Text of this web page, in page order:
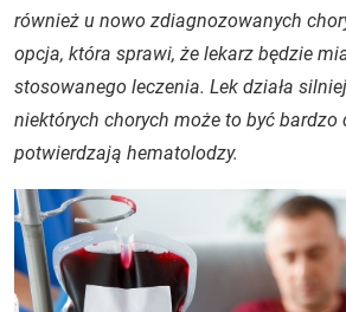
również u nowo zdiagnozowanych
opcja, która sprawi, że lekarz będzie
stosowanego leczenia. Lek działa
niektórych chorych może to być bardzo
potwierdzają hematolodzy.